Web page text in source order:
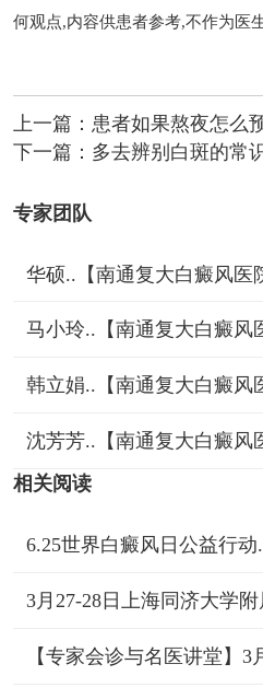
何观点,内容供患者参考,不作为医
上一篇： 患者如果熬夜怎么
下一篇： 多去辨别白斑的常
专家团队
华硕..【南通复大白癜风医
马小玲..【南通复大白癜风
韩立娟..【南通复大白癜风
沈芳芳..【南通复大白癜风
相关阅读
6.25世界白癜风日公益行动
3月27-28日上海同济大学
【专家会诊与名医讲堂】3